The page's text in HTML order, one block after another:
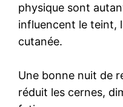
physique sont
influencent le teint,
cutanée.
Une bonne nuit de
réduit les cernes,